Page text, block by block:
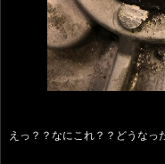
えっ？？なにこれ？？どうなっ